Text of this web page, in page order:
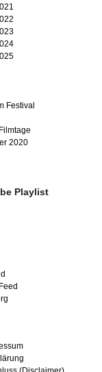
Festival
2020
Playlist